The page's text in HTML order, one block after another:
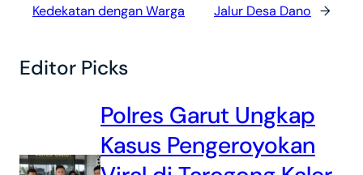
Kedekatan dengan Warga
Jalur Desa Dano →
Editor Picks
Polres Garut Ungkap
Kasus Pengeroyokan